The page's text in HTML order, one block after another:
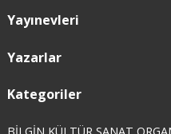
Yayınevleri
Yazarlar
Kategoriler
BİLGİN KÜLTÜR SANAT